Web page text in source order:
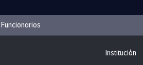
Funcionarios
Institución